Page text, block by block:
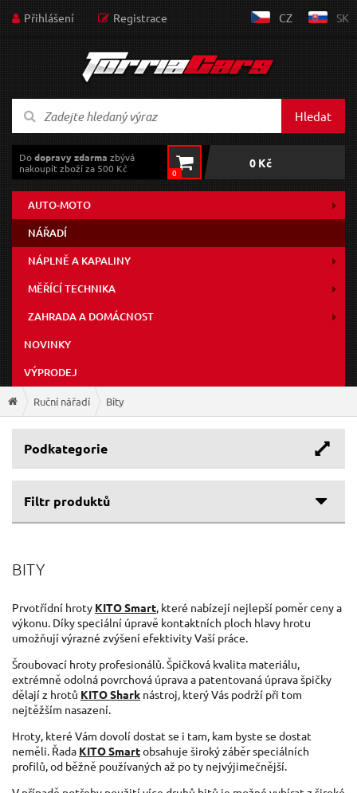
Přihlášení Registrace CZ SK
Hledat
Dodopravy zdarma zbývá
nakoupit zboží za 500 Kč
0
0 Kč
AUTO-MOTO
NÁŘADÍ
NÁPLNĚ A KAPALINY
MĚŘÍCÍ TECHNIKA
ZAHRADA A DOMÁCNOST
NOVINKY
VÝPRODEJ
Ruční nářadí Bity
Podkategorie
Filtr produktů
Výrobce
KITO (19)
EXTOL-PREMIUM(14)
GEKO(8)
NAREX(7)
EXTOL-CRAFT(1)
DEWALT(1)
BITY
Prvotřídní hroty KITO Smart, které nabízejí nejlepší poměr ceny a
výkonu. Díky speciální úpravě kontaktních ploch hlavy hrotu
umožňují výrazné zvýšení efektivity Vaší práce.
Šroubovací hroty profesionálů. Špičková kvalita materiálu,
extrémně odolná povrchová úprava a patentovaná úprava špičky
dělají z hrotů KITO Shark nástroj, který Vás podrží při tom
nejtěžším nasazení.
Hroty, které Vám dovolí dostat se i tam, kam byste se dostat
neměli. Řada KITO Smartobsahuje široký záběr speciálních
profilů, od běžně používaných až po ty nejvýjimečnější.